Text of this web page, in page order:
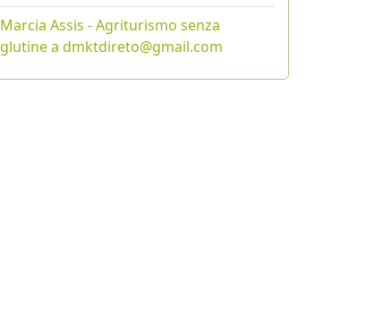
Marcia Assis - Agriturismo senza
glutine a dmktdireto@gmail.com